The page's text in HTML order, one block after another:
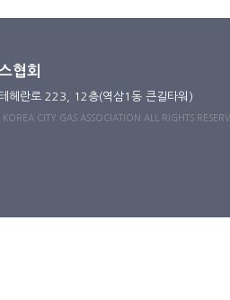
협회
헤란로 223, 12층(역삼1동 큰길타워)
CITY GAS ASSOCIATION ALL RIGHTS